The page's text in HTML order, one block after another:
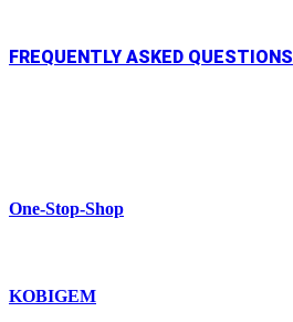
FREQUENTLY ASKED QUESTIONS
One-Stop-Shop
KOBIGEM